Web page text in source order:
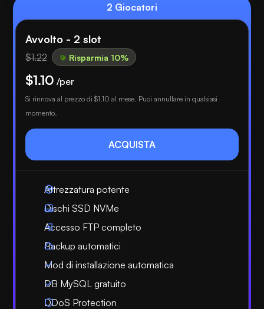
2 Giocatori
Avvolto - 2 slot
$1.22 Risparmia 10%
$1.10 /per
Si rinnova al prezzo di $1.10 al mese. Puoi annullare in qualsiasi
momento.
ACQUISTA
Attrezzatura potente
Dischi SSD NVMe
Accesso FTP completo
Backup automatici
Mod di installazione automatica
DB MySQL gratuito
DDoS Protection